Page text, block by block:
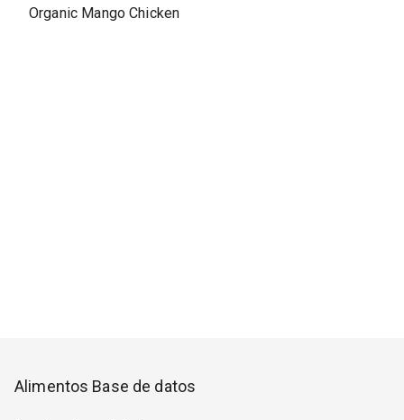
Organic Mango Chicken
Alimentos Base de datos